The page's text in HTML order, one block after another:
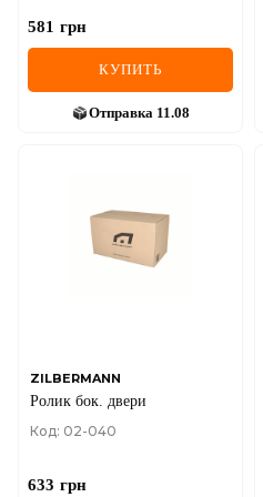
POLESTAR
RENAULT
SMART
SSANGYONG
581 грн
КУПИТЬ
Отправка 11.08
ZILBERMANN
Ролик бок. двери
Код: 02-040
633 грн